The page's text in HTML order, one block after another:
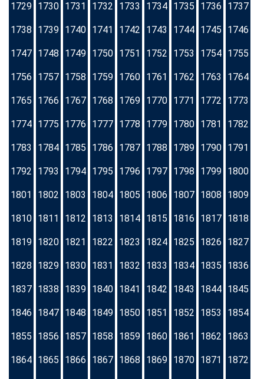
1729 1730 1731 1732 1733 1734 1735 1736 1737
1738 1739 1740 1741 1742 1743 1744 1745 1746
1747 1748 1749 1750 1751 1752 1753 1754 1755
1756 1757 1758 1759 1760 1761 1762 1763 1764
1765 1766 1767 1768 1769 1770 1771 1772 1773
1774 1775 1776 1777 1778 1779 1780 1781 1782
1783 1784 1785 1786 1787 1788 1789 1790 1791
1792 1793 1794 1795 1796 1797 1798 1799 1800
1801 1802 1803 1804 1805 1806 1807 1808 1809
1810 1811 1812 1813 1814 1815 1816 1817 1818
1819 1820 1821 1822 1823 1824 1825 1826 1827
1828 1829 1830 1831 1832 1833 1834 1835 1836
1837 1838 1839 1840 1841 1842 1843 1844 1845
1846 1847 1848 1849 1850 1851 1852 1853 1854
1855 1856 1857 1858 1859 1860 1861 1862 1863
1864 1865 1866 1867 1868 1869 1870 1871 1872